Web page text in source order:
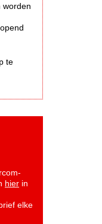
worden
te
hier in
elke